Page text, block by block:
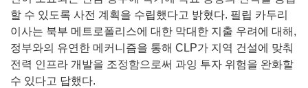
할 수 있도록 사전 계획을 수립했다고 밝혔다. 필립 카두리
이사는 북부 메트로폴리스에 대한 막대한 지출 우려에 대해,
정부와의 유연한 메커니즘을 통해 CLP가 지역 건설에 맞춰
전력 인프라 개발을 조정함으로써 과잉 투자 위험을 완화할
수 있다고 답했다.